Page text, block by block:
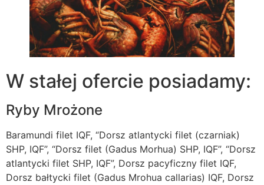
W stałej ofercie posiadamy:
Ryby Mrożone
Baramundi filet IQF, “Dorsz atlantycki filet (czarniak)
SHP, IQF”, “Dorsz filet (Gadus Morhua) SHP, IQF”, “Dorsz
atlantycki filet SHP, IQF”, Dorsz pacyficzny filet IQF,
Dorsz bałtycki filet (Gadus Mrohua callarias) IQF, Dorsz